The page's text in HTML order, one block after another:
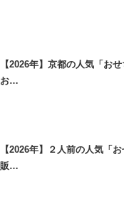
【2026年】京都の人気「お
お…
【2026年】２人前の人気「
販…